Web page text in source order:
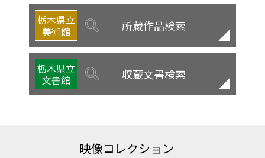
栃木県立
美術館
所蔵作品検索
栃木県立
文書館
収蔵文書検索
映像コレクション